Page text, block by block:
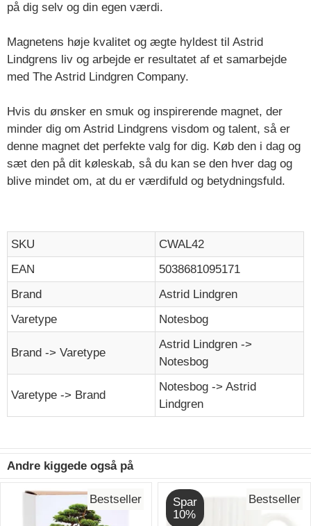
på dig selv og din egen værdi.
Magnetens høje kvalitet og ægte hyldest til Astrid
Lindgrens liv og arbejde er resultatet af et samarbejde
med The Astrid Lindgren Company.
Hvis du ønsker en smuk og inspirerende magnet, der
minder dig om Astrid Lindgrens visdom og talent, så er
denne magnet det perfekte valg for dig. Køb den i dag og
sæt den på dit køleskab, så du kan se den hver dag og
blive mindet om, at du er værdifuld og betydningsfuld.
SKU
CWAL42
EAN
5038681095171
Brand
Astrid Lindgren
Varetype
Notesbog
Brand -> Varetype
Astrid Lindgren ->
Notesbog
Varetype -> Brand
Notesbog -> Astrid
Lindgren
Andre kiggede også på
Bestseller
Spar
10%
Bestseller